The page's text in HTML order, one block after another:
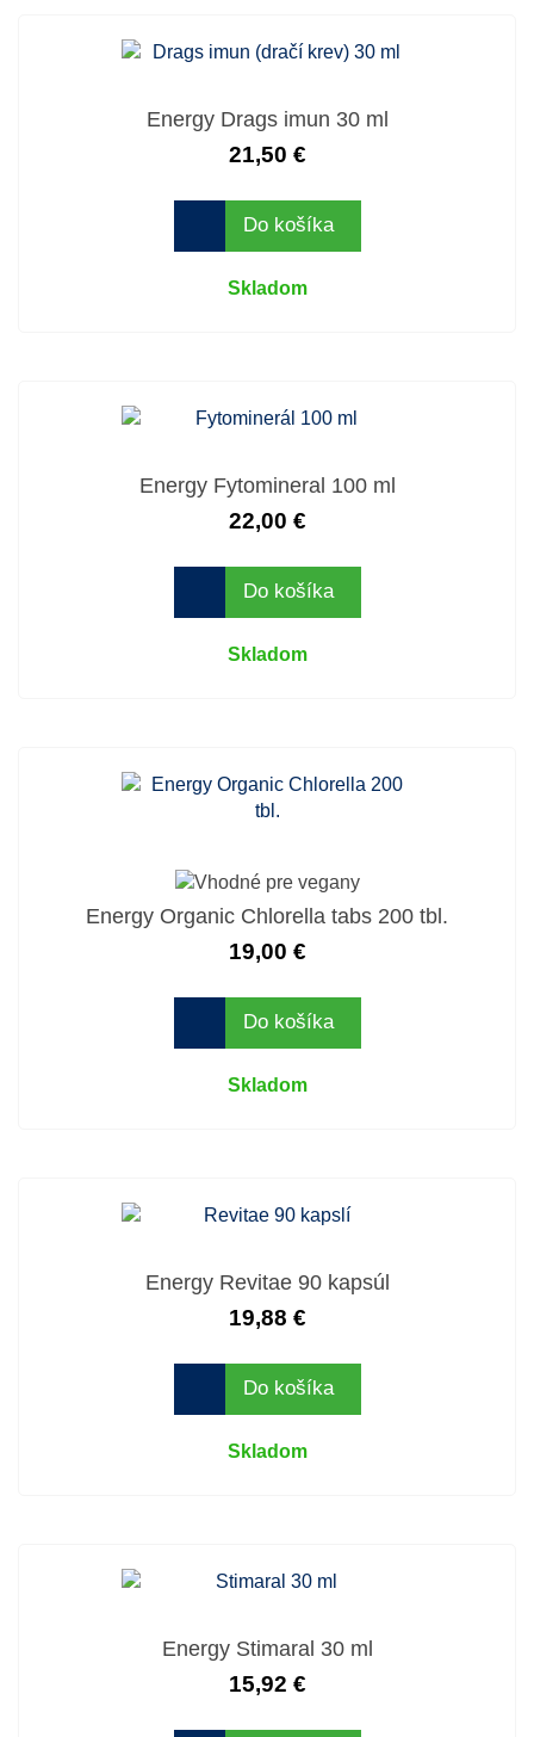
Energy Drags imun 30 ml
21,50 €
Do košíka
Skladom
Energy Fytomineral 100 ml
22,00 €
Do košíka
Skladom
Energy Organic Chlorella tabs 200 tbl.
19,00 €
Do košíka
Skladom
Energy Revitae 90 kapsúl
19,88 €
Do košíka
Skladom
Energy Stimaral 30 ml
15,92 €